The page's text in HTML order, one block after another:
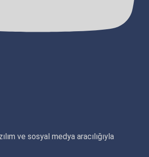
ve sosyal medya aracılığıyla